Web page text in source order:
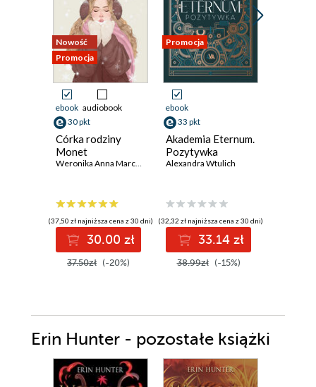
Nowość
Promocja
ebook audiobook
30 pkt
Córka rodziny
Monet
Weronika Anna Marczak
(37,50 zł najniższa cena z 30 dni)
30.00 zł
37.50zł (-20%)
Promocja
ebook
33 pkt
Akademia Eternum.
Pozytywka
Alexandra Wtulich
(32,32 zł najniższa cena z 30 dni)
33.14 zł
38.99zł (-15%)
Erin Hunter - pozostałe książki